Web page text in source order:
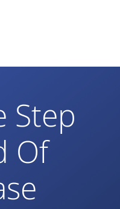
Step
Of